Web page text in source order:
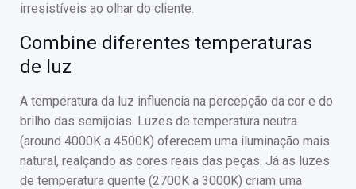
irresistíveis ao olhar do cliente.
Combine diferentes temperaturas
de luz
A temperatura da luz influencia na percepção da cor e do
brilho das semijoias. Luzes de temperatura neutra
(around 4000K a 4500K) oferecem uma iluminação mais
natural, realçando as cores reais das peças. Já as luzes
de temperatura quente (2700K a 3000K) criam uma